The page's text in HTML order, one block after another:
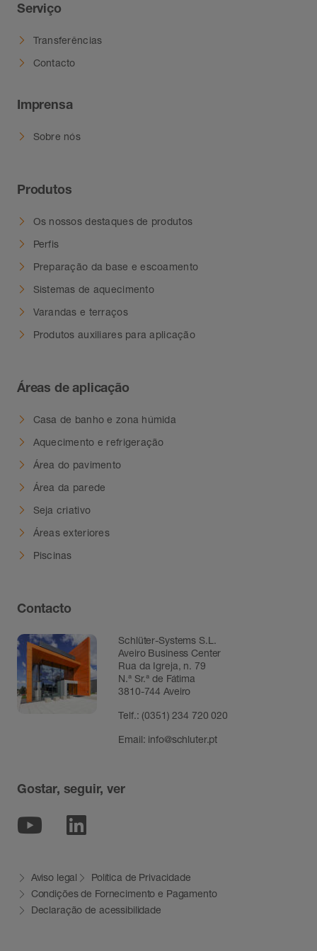
Serviço
Transferências
Contacto
Imprensa
Sobre nós
Produtos
Os nossos destaques de produtos
Perfis
Preparação da base e escoamento
Sistemas de aquecimento
Varandas e terraços
Produtos auxiliares para aplicação
Áreas de aplicação
Casa de banho e zona húmida
Aquecimento e refrigeração
Área do pavimento
Área da parede
Seja criativo
Áreas exteriores
Piscinas
Contacto
Schlüter-Systems S.L.
Aveiro Business Center
Rua da Igreja, n. 79
N.ª Sr.ª de Fátima
3810-744 Aveiro
Telf.:(0351) 234 720 020
Email: info@schluter.pt
Gostar, seguir, ver
YoutubeLinkedin
Aviso legal
Política de Privacidade
Condições de Fornecimento e Pagamento
Declaração de acessibilidade